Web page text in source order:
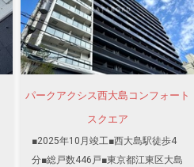
パークアクシス西大島コンフォート
スクエア
■2025年10月竣工■西大島駅徒歩4
分■総戸数446戸■東京都江東区大島